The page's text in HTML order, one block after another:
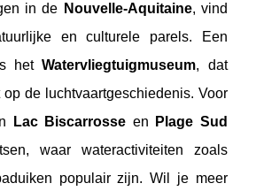
in de Nouvelle-Aquitaine, vind
en culturele parels. Een
is hetWatervliegtuigmuseum, dat
de luchtvaartgeschiedenis. Voor
Lac Biscarrosse en
Plage Sud
waar wateractiviteiten zoals
populair zijn. Wil je meer